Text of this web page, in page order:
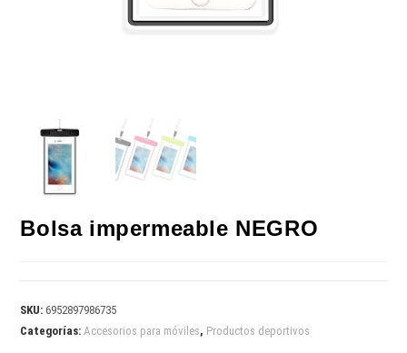
Bolsa impermeable NEGRO
SKU:6952897986735
Categorías: Accesorios para móviles, Productos deportivos